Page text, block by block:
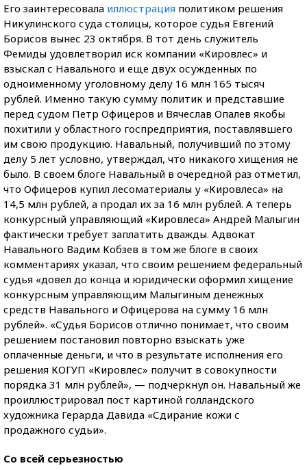
Его заинтересовала иллюстрация политиком решения
Никулинского суда столицы, которое судья Евгений
Борисов вынес 23 октября. В тот день служитель
Фемиды удовлетворил иск компании «Кировлес» и
взыскал с Навального и еще двух осужденных по
одноименному уголовному делу 16 млн 165 тысяч
рублей. Именно такую сумму политик и представшие
перед судом Петр Офицеров и Вячеслав Опалев якобы
похитили у областного госпредприятия, поставлявшего
им свою продукцию. Навальный, получивший по этому
делу 5 лет условно, утверждал, что никакого хищения не
было. В своем блоге Навальный в очередной раз отметил,
что Офицеров купил лесоматериалы у «Кировлеса» на
14,5 млн рублей, а продал их за 16 млн рублей. А теперь
конкурсный управляющий «Кировлеса» Андрей Малыгин
фактически требует заплатить дважды. Адвокат
Навального Вадим Кобзев в том же блоге в своих
комментариях указал, что своим решением федеральный
судья «довел до конца и юридически оформил хищение
конкурсным управляющим Малыгиным денежных
средств Навального и Офицерова на сумму 16 млн
рублей». «Судья Борисов отлично понимает, что своим
решением постановил повторно взыскать уже
оплаченные деньги, и что в результате исполнения его
решения КОГУП «Кировлес» получит в совокупности
порядка 31 млн рублей», — подчеркнул он. Навальный же
проиллюстрировал пост картиной голландского
художника Герарда Давида «Сдирание кожи с
продажного судьи».
Со всей серьезностью